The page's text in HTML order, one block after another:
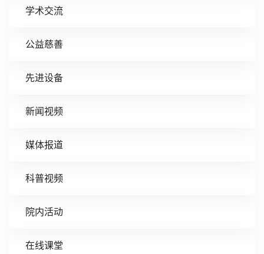
学术交流
公益慈善
先进设备
新闻视频
媒体报道
科普视频
院内活动
在线课堂